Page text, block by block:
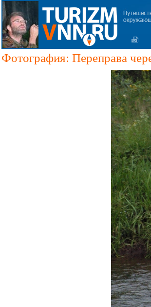
Фотография: Переправа